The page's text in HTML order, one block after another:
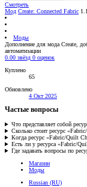
Смотреть
Мод Create: Connected Fabric
Моды
Дополнение для мода Create,
автоматизации
0.00 звёзд 0 оценок
Куплено
65
Обновлено
4 Окт 2025
Частые вопросы
Что представляет собой
Сколько стоит ресурс
Когда ресурс «Fabric/Quilt
Есть ли у ресурса «Fabric/
Где задавать вопросы по
Магазин
Моды
Russian (RU)